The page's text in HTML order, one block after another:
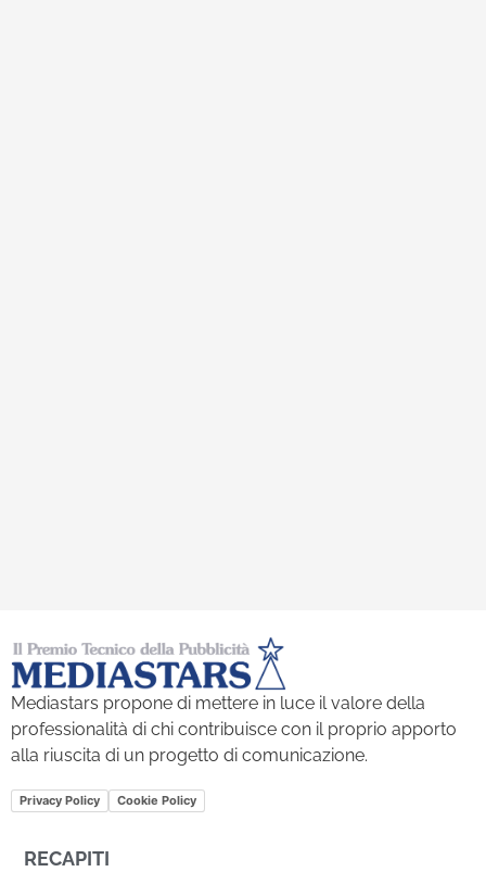
Mediastars propone di mettere in luce il valore della
professionalità di chi contribuisce con il proprio apporto
alla riuscita di un progetto di comunicazione.
Privacy Policy Cookie Policy
RECAPITI